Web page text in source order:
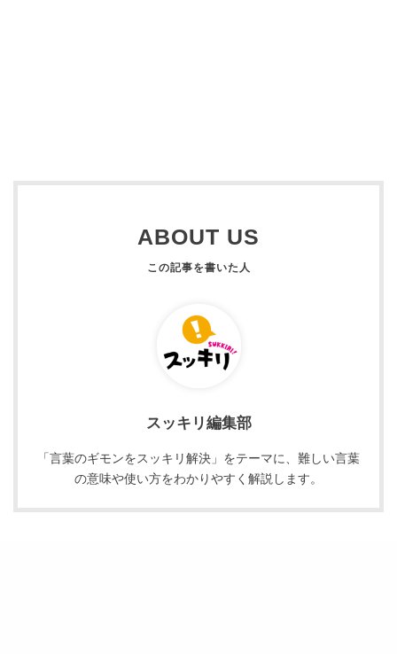
ABOUT US
スッキリ編集部
「言葉のギモンをスッキリ解決」をテーマに、難しい言葉
の意味や使い方をわかりやすく解説します。